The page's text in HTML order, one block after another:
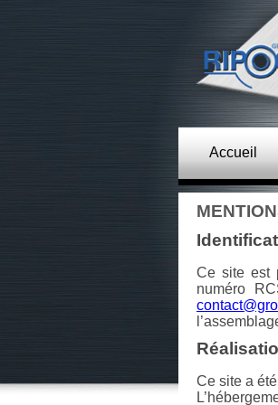
Accueil
Ce site est
numéro
Ce site a